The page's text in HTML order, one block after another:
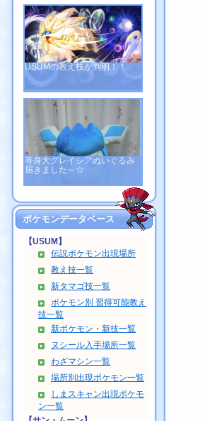
USUMの教え技が判明！！
等身大グレイシアぬいぐるみ
届きました～☆
ポケモンデータベース
【USUM】
伝説ポケモン出現場所
教え技一覧
新タマゴ技一覧
ポケモン別 習得可能教え
技一覧
新ポケモン・新技一覧
ヌシール入手場所一覧
わざマシン一覧
場所別出現ポケモン一覧
しまスキャン出現ポケモ
ン一覧